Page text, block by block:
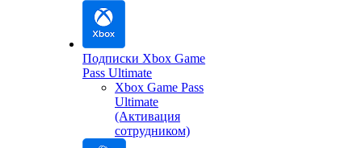
Подписки Xbox Game
Pass Ultimate
Xbox Game Pass
Ultimate
(Активация
сотрудником)